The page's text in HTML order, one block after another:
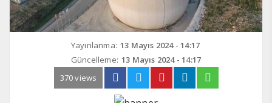
Yayınlanma: 13 Mayıs 2024 - 14:17
Güncelleme: 13 Mayıs 2024 - 14:17
370 views